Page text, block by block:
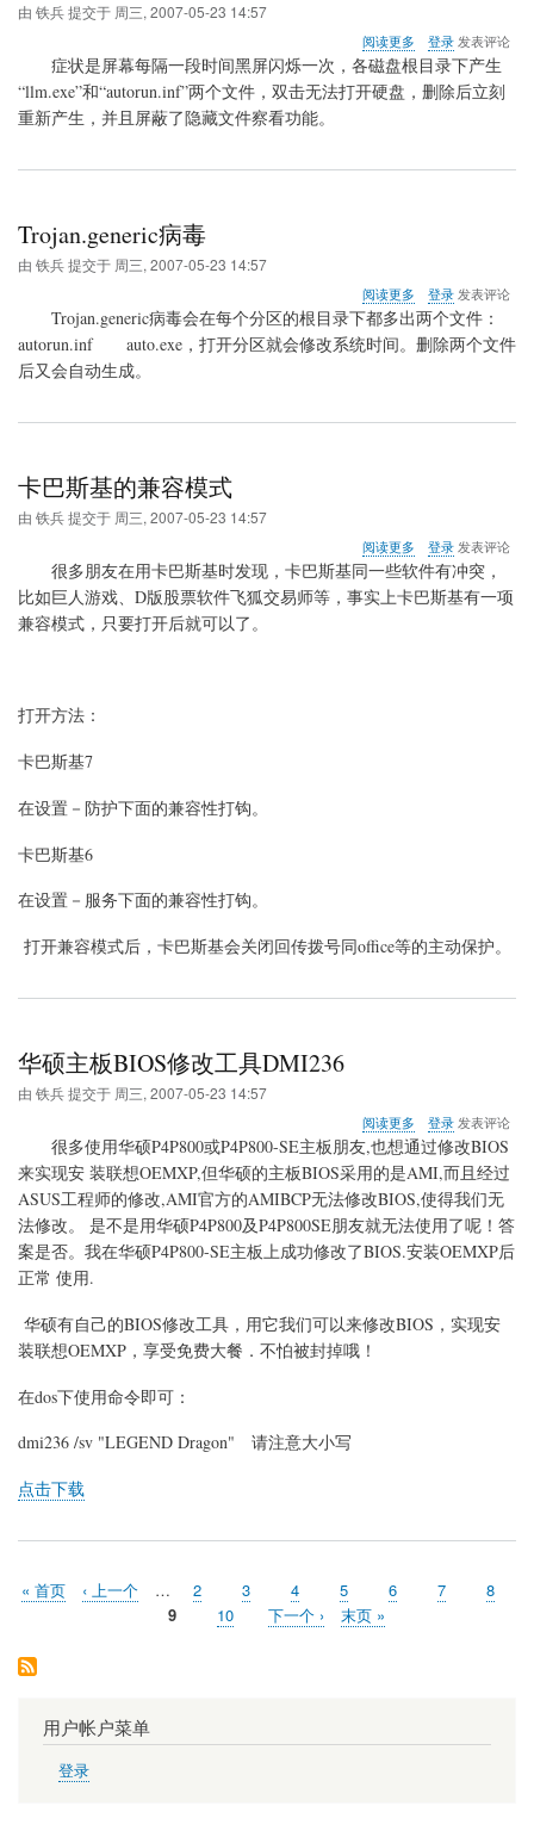
由 铁兵提交于 周三, 2007-05-23 14:57
阅读更多
于
删
除
登录发表评论
症状是屏幕每隔一段时间黑屏闪烁一次，各磁盘根目录下产生
“llm.exe”和“autorun.inf”两个文件，双击无法打开硬盘，删除后立刻
重新产生，并且屏蔽了隐藏文件察看功能。
Trojan.generic病毒
由 铁兵提交于 周三, 2007-05-23 14:57
阅读更多
于
Trojan.generic
病
登录发表评论
Trojan.generic病毒会在每个分区的根目录下都多出两个文件：
autorun.inf auto.exe，打开分区就会修改系统时间。删除两个文件
后又会自动生成。
卡巴斯基的兼容模式
由 铁兵提交于 周三, 2007-05-23 14:57
阅读更多
于
卡
巴
登录发表评论
很多朋友在用卡巴斯基时发现， 卡巴斯基同一些软件有冲突，
比如巨人游戏、D版股票软件飞狐交易师等，事实上卡巴斯基有一项
兼容模式，只要打开后就可以了。
打开方法：
卡巴斯基7
在设置－防护下面的兼容性打钩。
卡巴斯基6
在设置－服务下面的兼容性打钩。
打开兼容模式后， 卡巴斯基会关闭回传拨号同office等的主动保护。
华硕主板BIOS修改工具DMI236
由 铁兵提交于 周三, 2007-05-23 14:57
阅读更多
于
华
硕
主
板
BIOS
修
具
登录发表评论
很多使用华硕P4P800或P4P800-SE主板朋友,也想通过修改BIOS
来实现安 装联想OEMXP,但华硕的主板BIOS采用的是AMI,而且经过
ASUS工程师的修改,AMI官方的AMIBCP无法修改BIOS,使得我们无
法修改。 是不是用华硕P4P800及P4P800SE朋友就无法使用了呢！答
案是否。我在华硕P4P800-SE主板上成功修改了BIOS.安装OEMXP后
正常 使用.
华硕有自己的BIOS修改工具，用它我们可以来修改BIOS，实现安
装联想OEMXP，享受免费大餐．不怕被封掉哦！
在dos下使用命令即可：
dmi236 /sv "LEGEND Dragon" 请注意大小写
点击下载
分
首
« 首页
前
‹ 上一个 …
页
2
页
3
页
面
4
页
面
5
页
6
页
7
页
8
当
9
页
10
下
下一个 ›
末
末页 »
用户帐户菜单
登录